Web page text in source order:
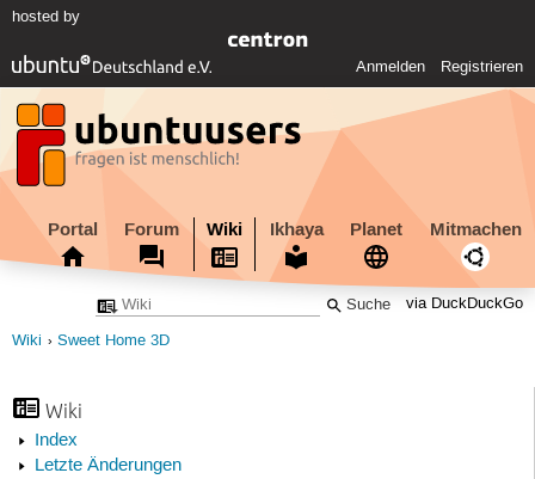
hosted by
Anmelden Registrieren
Portal Forum Wiki Ikhaya Planet Mitmachen
via DuckDuckGo
Wiki Sweet Home 3D
Wiki
Index
Letzte Änderungen